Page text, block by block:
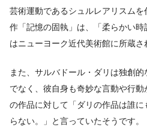
芸術運動であるシュルレアリスム
作「記憶の固執」は、「柔らかい
はニューヨーク近代美術館に所蔵さ
また、サルバドール・ダリは独創
でなく、彼自身も奇妙な言動や行
の作品に対して「ダリの作品は誰
らない。」と言っていたそうです。